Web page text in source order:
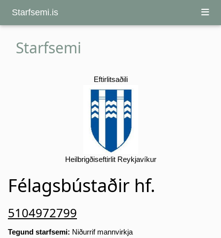
Starfsemi.is
Starfsemi
Eftirlitsaðili
Heilbrigðiseftirlit Reykjavíkur
Félagsbústaðir hf.
5104972799
Tegund starfsemi: Niðurrif mannvirkja